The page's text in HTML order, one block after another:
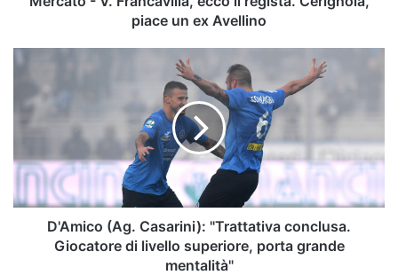
piace un ex Avellino
Casarini):
conclusa.
di
superiore,
D'Amico (Ag. Casarini): "Trattativa conclusa.
Giocatore di livello superiore, porta grande
mentalità"